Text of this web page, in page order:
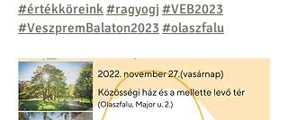
#értékköreink #ragyogj #VEB2023
#VeszpremBalaton2023 #olaszfalu